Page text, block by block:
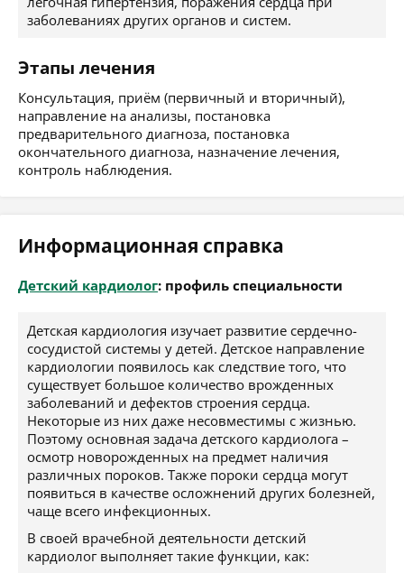
заболеваниях других органов и систем.
Этапы лечения
Консультация, приём (первичный и вторичный),
направление на анализы, постановка
предварительного диагноза, постановка
окончательного диагноза, назначение лечения,
контроль наблюдения.
Информационная справка
Детский кардиолог: профиль специальности
Детская кардиология изучает развитие сердечно-
сосудистой системы у детей. Детское направление
кардиологии появилось как следствие того, что
существует большое количество врожденных
заболеваний и дефектов строения сердца.
Некоторые из них даже несовместимы с жизнью.
Поэтому основная задача детского кардиолога –
осмотр новорожденных на предмет наличия
различных пороков. Также пороки сердца могут
появиться в качестве осложнений других болезней,
чаще всего инфекционных.
В своей врачебной деятельности детский
кардиолог выполняет такие функции, как: